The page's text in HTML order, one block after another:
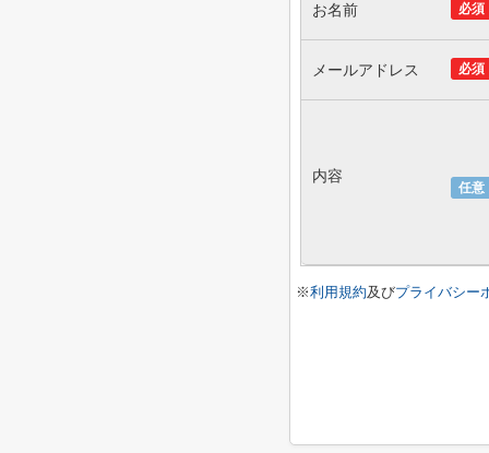
必須
お名前
必須
メールアドレス
任意
内容
※利用規約及びプライバシー